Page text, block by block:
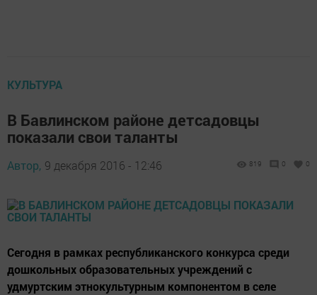
КУЛЬТУРА
В Бавлинском районе детсадовцы
показали свои таланты
Автор, 9 декабря 2016 - 12:46 819 0 0
Сегодня в рамках республиканского конкурса среди
дошкольных образовательных учреждений с
удмуртским этнокультурным компонентом в селе